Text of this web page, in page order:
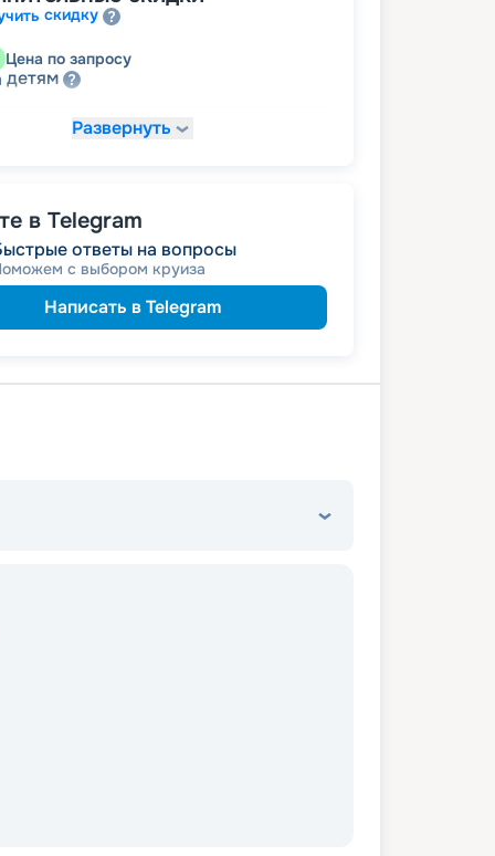
скидку
Цена по запросу
детям
26 980 ₽/ турист
Развернуть
в Telegram
ответы на вопросы
с выбором круиза
Написать в Telegram